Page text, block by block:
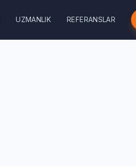
UZMANLIK REFERANSLAR